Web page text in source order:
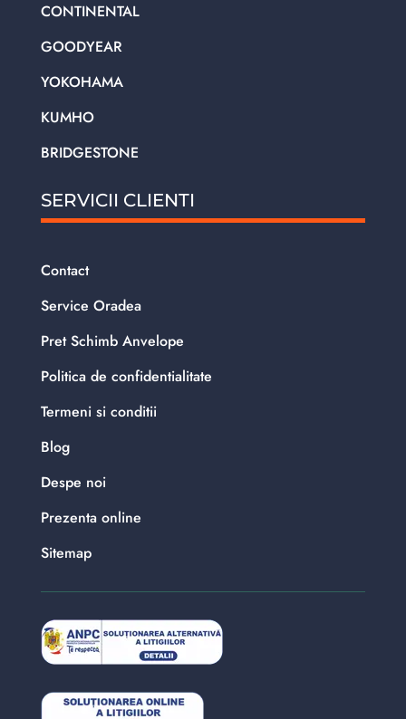
CONTINENTAL
GOODYEAR
YOKOHAMA
KUMHO
BRIDGESTONE
SERVICII CLIENTI
Contact
Service Oradea
Pret Schimb Anvelope
Politica de confidentialitate
Termeni si conditii
Blog
Despe noi
Prezenta online
Sitemap